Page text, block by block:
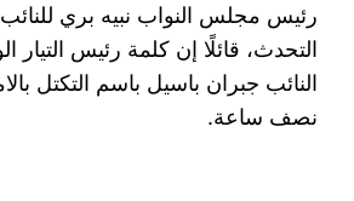
رئيس مجلس النواب نبيه بري
التحدث، قائلًا إن كلمة رئيس التيار
النائب جبران باسيل باسم التكتل
نصف ساعة.